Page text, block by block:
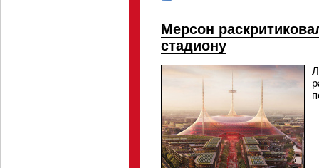
Мерсон
стадиону